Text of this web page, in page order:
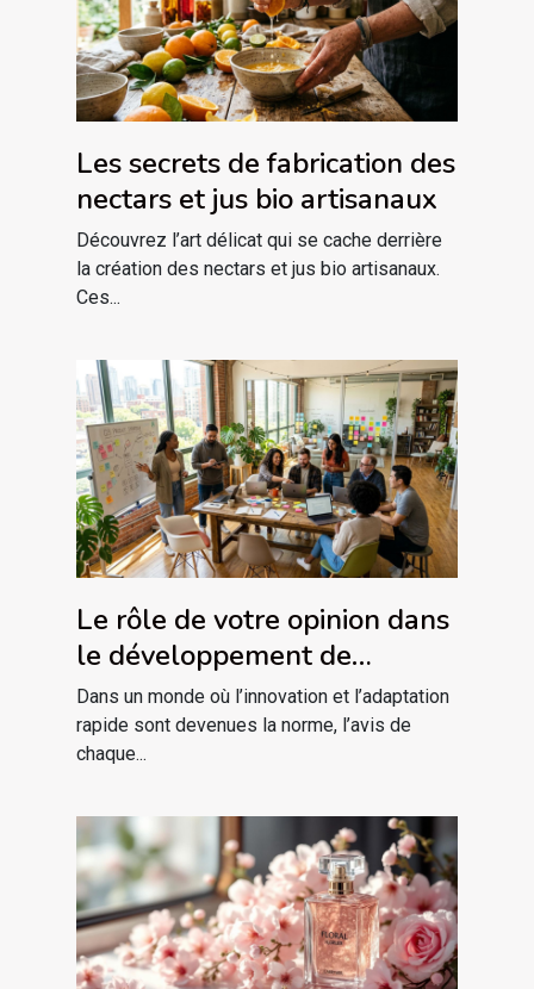
Les secrets de fabrication des
nectars et jus bio artisanaux
Découvrez l’art délicat qui se cache derrière
la création des nectars et jus bio artisanaux.
Ces...
Le rôle de votre opinion dans
le développement de
nouveaux produits
Dans un monde où l’innovation et l’adaptation
rapide sont devenues la norme, l’avis de
chaque...